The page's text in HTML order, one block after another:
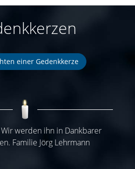
einer Gedenkkerze
Wir werden ihn in Dankbarer
Familie Jörg Lehrmann